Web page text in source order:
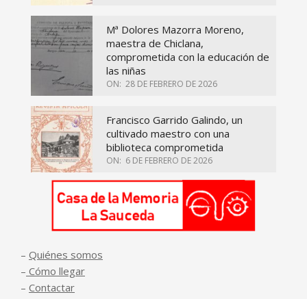
Mª Dolores Mazorra Moreno,
maestra de Chiclana,
comprometida con la educación de
las niñas
ON: 28 DE FEBRERO DE 2026
Francisco Garrido Galindo, un
cultivado maestro con una
biblioteca comprometida
ON: 6 DE FEBRERO DE 2026
– Quiénes somos
– Cómo llegar
– Contactar